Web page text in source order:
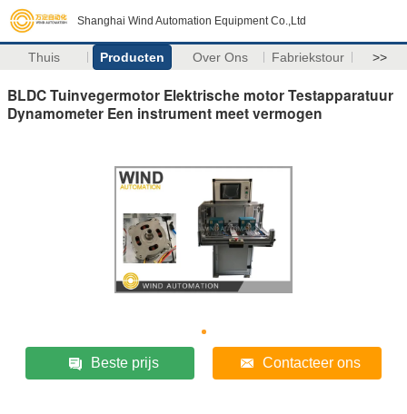
Shanghai Wind Automation Equipment Co.,Ltd
Thuis Producten Over Ons Fabriekstour >>
BLDC Tuinvegermotor Elektrische motor Testapparatuur
Dynamometer Een instrument meet vermogen
Beste prijs Contacteer ons